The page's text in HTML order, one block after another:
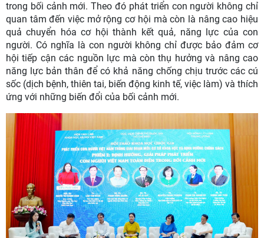
trong bối cảnh mới. Theo đó phát triển con người không chỉ
quan tâm đến việc mở rộng cơ hội mà còn là nâng cao hiệu
quả chuyển hóa cơ hội thành kết quả, năng lực của con
người. Có nghĩa là con người không chỉ được bảo đảm cơ
hội tiếp cận các nguồn lực mà còn thụ hưởng và nâng cao
năng lực bản thân để có khả năng chống chịu trước các cú
sốc (dịch bệnh, thiên tai, biến động kinh tế, việc làm) và thích
ứng với những biến đổi của bối cảnh mới.